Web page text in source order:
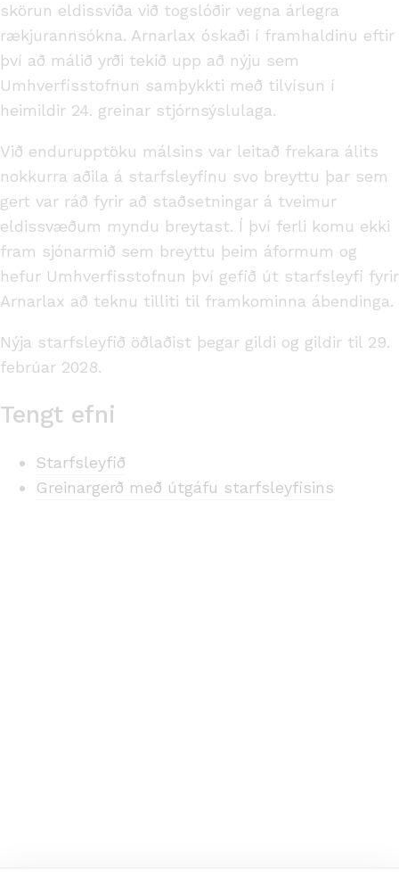
skörun eldissviða við togslóðir vegna árlegra
rækjurannsókna. Arnarlax óskaði í framhaldinu eftir
því að málið yrði tekið upp að nýju sem
Umhverfisstofnun samþykkti með tilvísun í
heimildir 24. greinar stjórnsýslulaga.
Við endurupptöku málsins var leitað frekara álits
nokkurra aðila á starfsleyfinu svo breyttu þar sem
gert var ráð fyrir að staðsetningar á tveimur
eldissvæðum myndu breytast. Í því ferli komu ekki
fram sjónarmið sem breyttu þeim áformum og
hefur Umhverfisstofnun því gefið út starfsleyfi fyrir
Arnarlax að teknu tilliti til framkominna ábendinga.
Nýja starfsleyfið öðlaðist þegar gildi og gildir til 29.
febrúar 2028.
Tengt efni
Starfsleyfið
Greinargerð með útgáfu starfsleyfisins